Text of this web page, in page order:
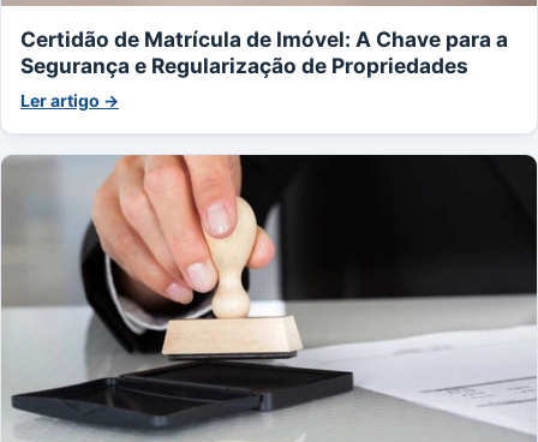
Certidão de Matrícula de Imóvel: A Chave para a
Segurança e Regularização de Propriedades
Ler artigo →